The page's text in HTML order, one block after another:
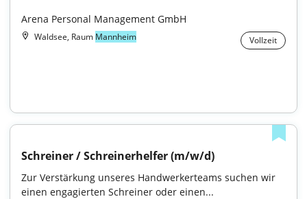
Arena Personal Management GmbH
Waldsee, Raum Mannheim Vollzeit
Schreiner / Schreinerhelfer (m/w/d)
Zur Verstärkung unseres Handwerkerteams suchen wir
einen engagierten Schreiner oder einen...